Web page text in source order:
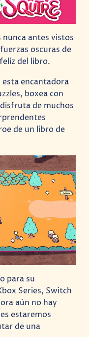
antes vistos
oscuras de
del libro.
encantadora
boxea con
de muchos
de un libro de
para su
Series, Switch
aún no hay
estaremos
de una